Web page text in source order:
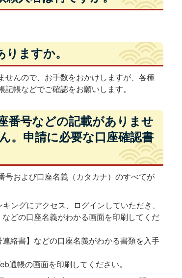
ますか。
せんので、お手数をおかけしますが、各種
帳などでご確認をお願いします。
番号などの記載がありませ
。申請に必要な口座確認書
号および口座名義（カタカナ）のすべてが
ングにアクセス、ログインしていただき、
どの口座名義がわかる画面を印刷してくだ
絡書】などの口座名義がわかる書類を入手
通帳の画面を印刷してください。